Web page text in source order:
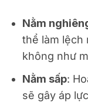
Nằm
thể làm lệch
không như
Nằm sấp:
sẽ gây áp